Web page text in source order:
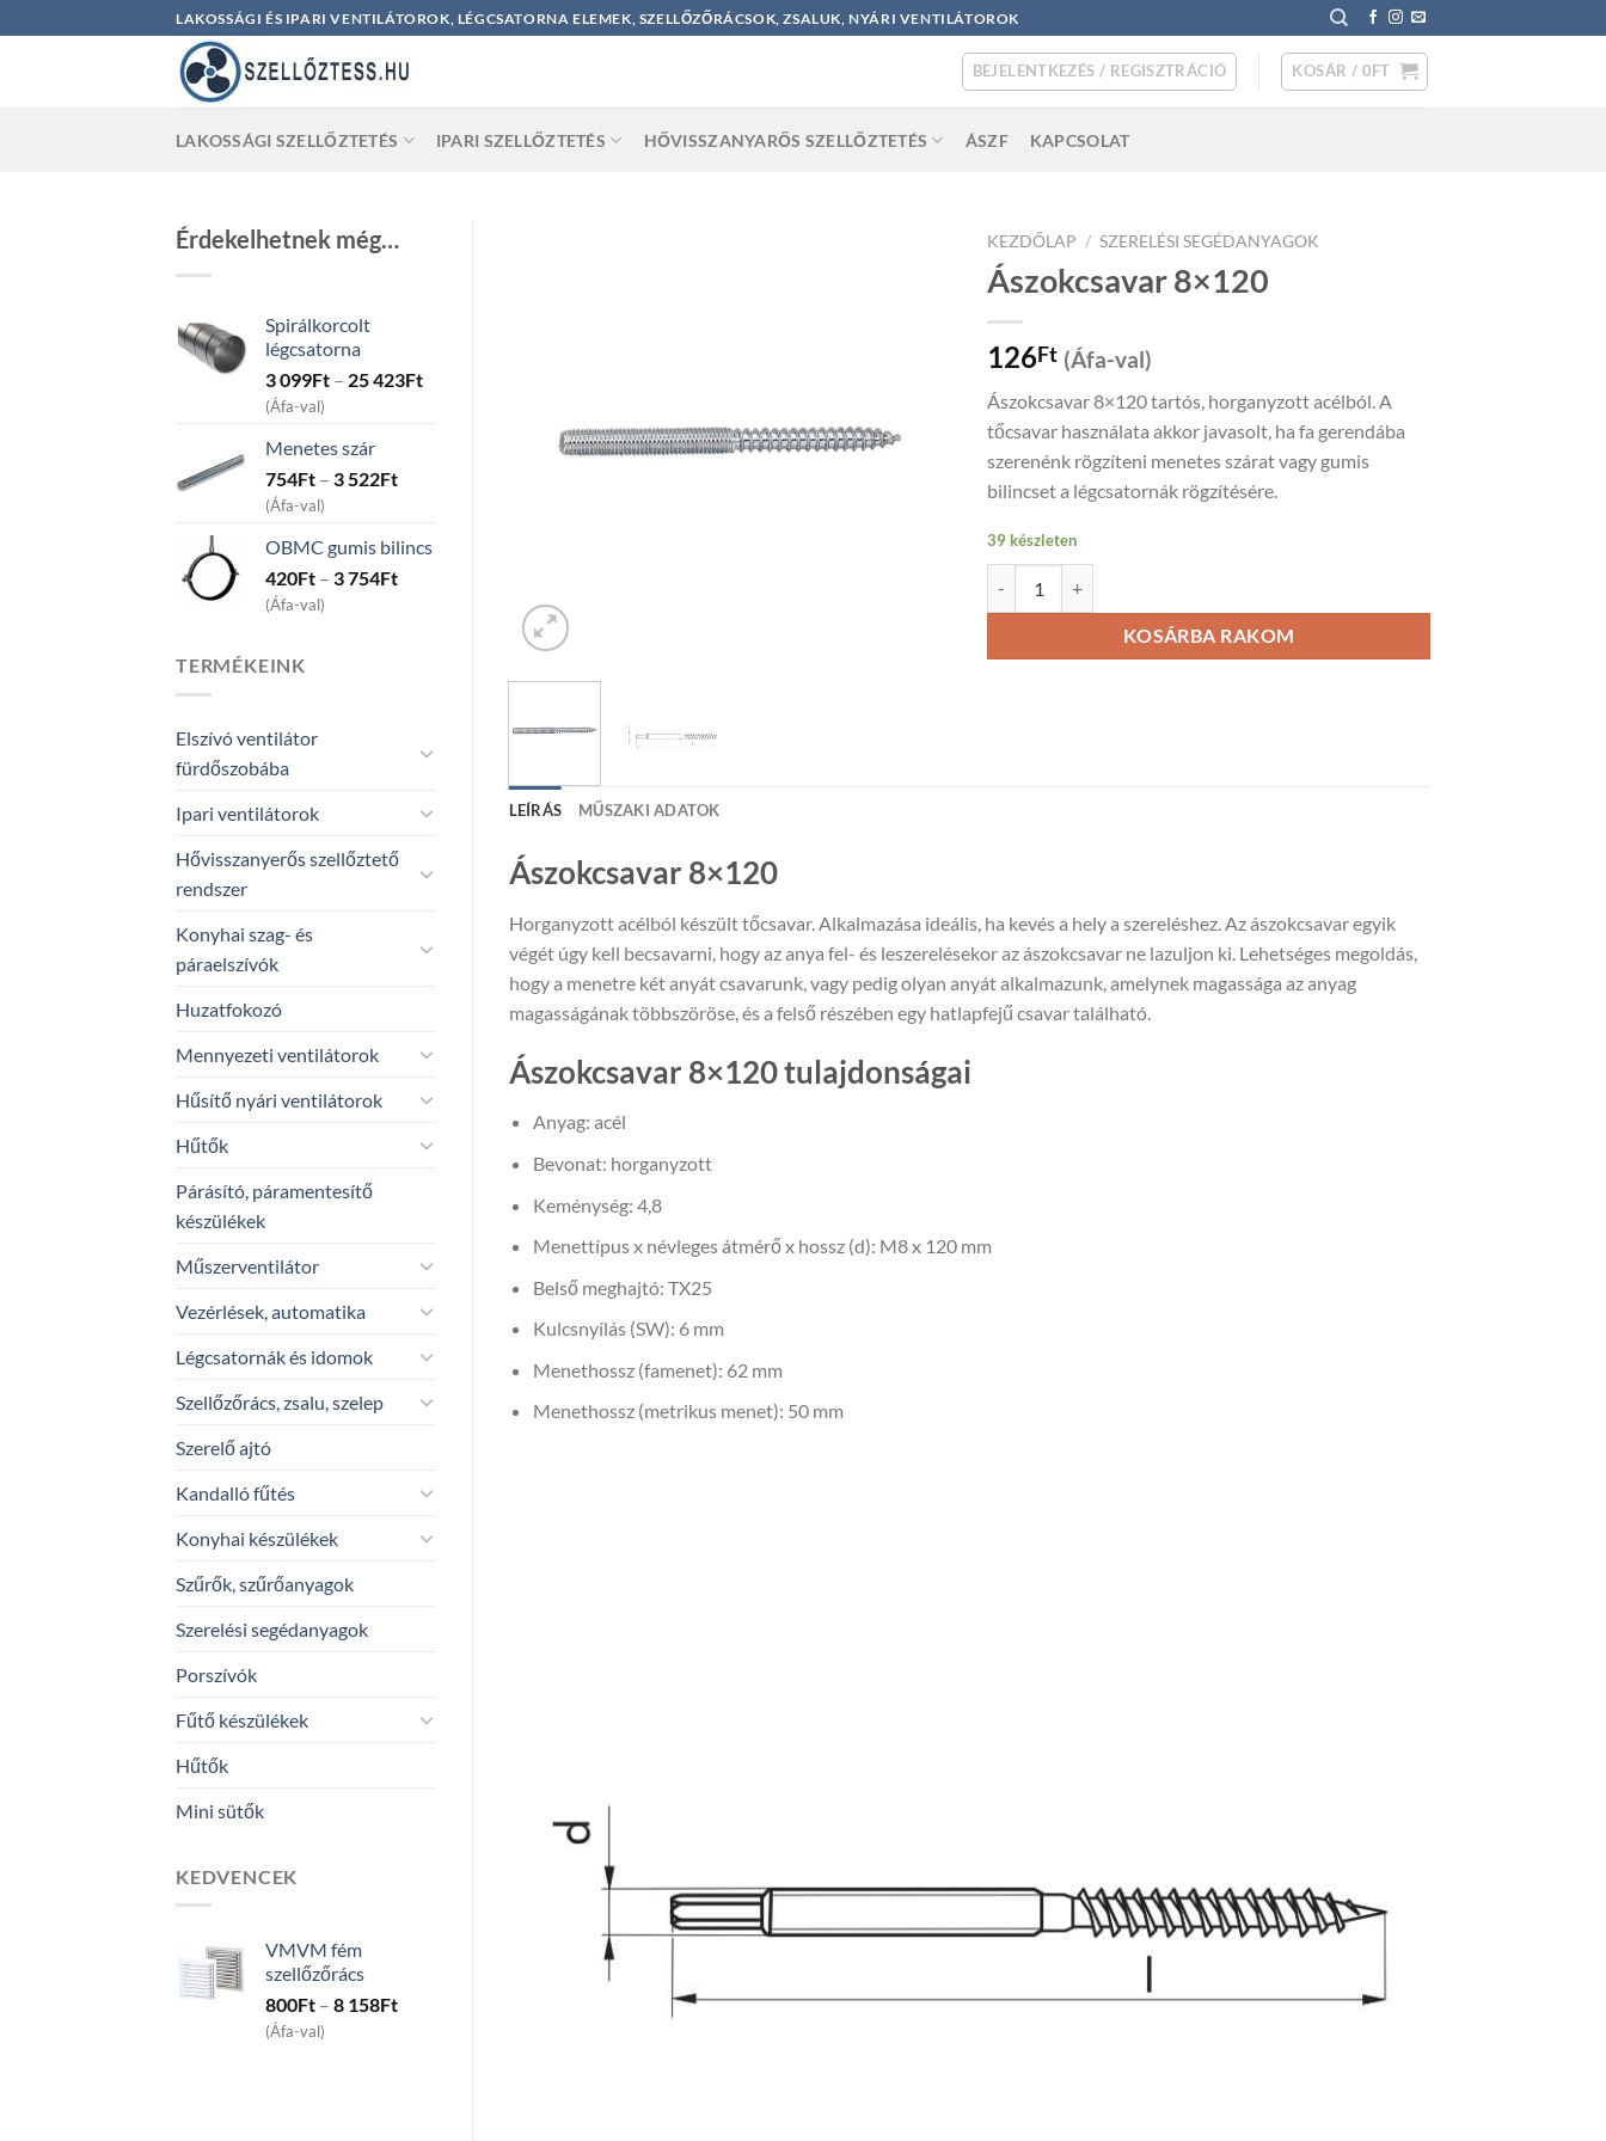
to
LAKOSSÁGI ÉS IPARI VENTILÁTOROK, LÉGCSATORNA ELEMEK, SZELLŐZŐRÁCSOK, ZSALUK, NYÁRI VENTILÁTOROK
BEJELENTKEZÉS / REGISZTRÁCIÓ KOSÁR / 0FT
LAKOSSÁGI SZELLŐZTETÉS IPARI SZELLŐZTETÉS HŐVISSZANYARŐS SZELLŐZTETÉS ÁSZF KAPCSOLAT
Érdekelhetnek még…
Spirálkorcolt
légcsatorna
3 099Ft – 25 423FtPrice
(Áfa-val)
Menetes szár
754Ft – 3 522FtPrice
through
3
(Áfa-val)
OBMC gumis bilincs
420Ft – 3 754FtPrice
(Áfa-val)
TERMÉKEINK
Elszívó ventilátor
fürdőszobába
Ipari ventilátorok
Hővisszanyerős szellőztető
rendszer
Konyhai szag- és
páraelszívók
Huzatfokozó
Mennyezeti ventilátorok
Hűsítő nyári ventilátorok
Hűtők
Párásító, páramentesítő
készülékek
Műszerventilátor
Vezérlések, automatika
Légcsatornák és idomok
Szellőzőrács, zsalu, szelep
Szerelő ajtó
Kandalló fűtés
Konyhai készülékek
Szűrők, szűrőanyagok
Szerelési segédanyagok
Porszívók
Fűtő készülékek
Hűtők
Mini sütők
KEDVENCEK
VMVM fém
szellőzőrács
800Ft – 8 158FtPrice
(Áfa-val)
KEZDŐLAP / SZERELÉSI SEGÉDANYAGOK
Ászokcsavar 8×120
126Ft (Áfa-val)
Ászokcsavar 8×120 tartós, horganyzott acélból. A
tőcsavar használata akkor javasolt, ha fa gerendába
szerenénk rögzíteni menetes szárat vagy gumis
bilincset a légcsatornák rögzítésére.
39 készleten
KOSÁRBA RAKOM
LEÍRÁS MŰSZAKI ADATOK
Ászokcsavar 8×120
Horganyzott acélból készült tőcsavar. Alkalmazása ideális, ha kevés a hely a szereléshez. Az ászokcsavar egyik
végét úgy kell becsavarni, hogy az anya fel- és leszerelésekor az ászokcsavar ne lazuljon ki. Lehetséges megoldás,
hogy a menetre két anyát csavarunk, vagy pedig olyan anyát alkalmazunk, amelynek magassága az anyag
magasságának többszöröse, és a felső részében egy hatlapfejű csavar található.
Ászokcsavar 8×120 tulajdonságai
Anyag: acél
Bevonat: horganyzott
Keménység: 4,8
Menettípus x névleges átmérő x hossz (d): M8 x 120 mm
Belső meghajtó: TX25
Kulcsnyílás (SW): 6 mm
Menethossz (famenet): 62 mm
Menethossz (metrikus menet): 50 mm